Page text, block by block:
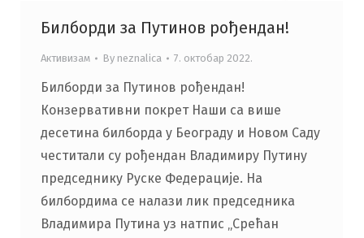
Билборди за Путинов рођендан!
Активизам By neznalica 7. октобар 2022.
Билборди за Путинов рођендан!
Конзервативни покрет Наши са више
десетина билборда у Београду и Новом Саду
честитали су рођендан Владимиру Путину
председнику Руске Федерације. На
билбордима се налази лик председника
Владимира Путина уз натпис „Срећан